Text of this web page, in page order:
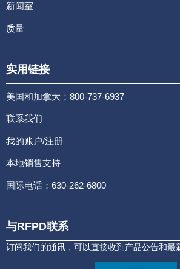
新闻室
质量
实用链接
美国和加拿大：800-737-6937
联系我们
我的账户/注册
本地销售支持
国际电话：630-262-6800
与RFPD联系
订阅我们的通讯，可以直接收到产品公告和最